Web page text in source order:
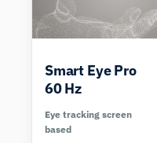
Smart Eye Pro
60 Hz
Eye tracking screen
based